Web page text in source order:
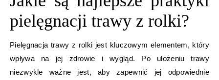
pielęgnacji trawy z rolki?
Pielęgnacja trawy z rolki jest kluczowym elementem, który
wpływa na jej zdrowie i wygląd. Po ułożeniu trawy
niezwykle ważne jest, aby zapewnić jej odpowiednie